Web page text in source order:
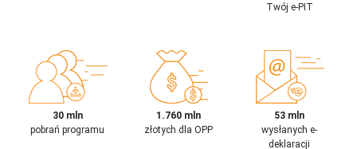
Twój e-PIT
30 mln
pobrań programu
1.760 mln
złotych dla OPP
53 mln
wysłanych e-
deklaracji